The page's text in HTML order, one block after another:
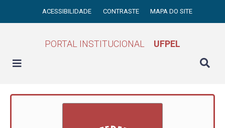
ACESSIBILIDADE CONTRASTE MAPA DO SITE
PORTAL INSTITUCIONAL UFPEL